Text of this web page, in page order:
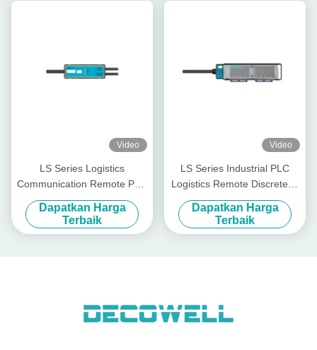
Video
LS Series Logistics
Communication Remote PLC
Input Output Module LS-
1DI1DO-P1TS
Dapatkan Harga
Terbaik
Video
LS Series Industrial PLC
Logistics Remote Discrete Io
Module LS-4DI4DO-P2FS
Dapatkan Harga
Terbaik